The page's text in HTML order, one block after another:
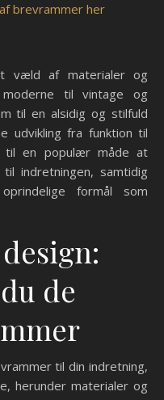
brevrammer her
væld af materialer og
til vintage og
til en alsidig og stilfuld
udvikling fra funktion til
til en populær måde at
indretningen, samtidig
formål som
de
til din indretning,
herunder materialer og